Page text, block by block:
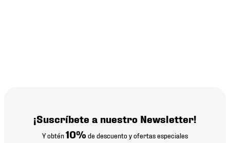
¡Suscríbete a nuestro Newsletter!
Y obtén10% de descuento y ofertas especiales